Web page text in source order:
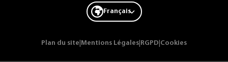
Français
Plan du site Mentions Légales RGPD Cookies